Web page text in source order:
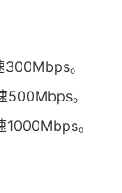
。
。
。